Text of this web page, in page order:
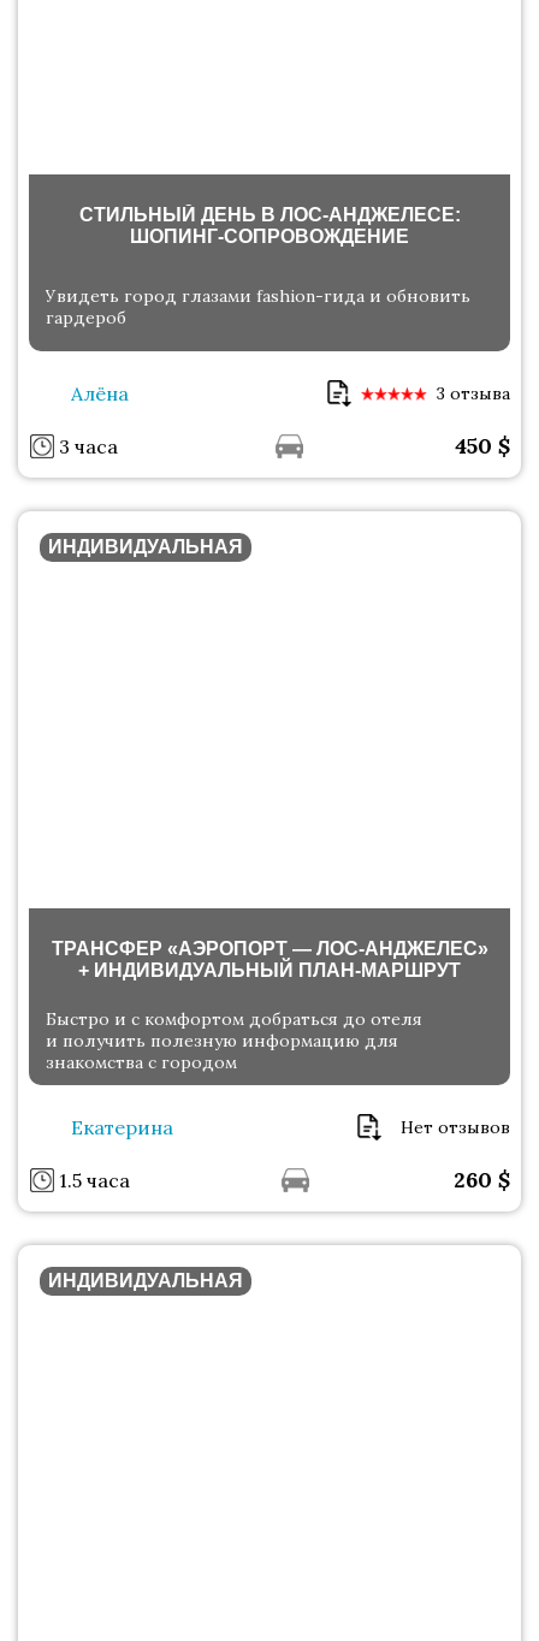
СТИЛЬНЫЙ ДЕНЬ В ЛОС-АНДЖЕЛЕСЕ:
ШОПИНГ-СОПРОВОЖДЕНИЕ
Увидеть город глазами fashion-гида и обновить
гардероб
Алёна 3 отзыва
3 часа 450 $
ИНДИВИДУАЛЬНАЯ
ТРАНСФЕР «АЭРОПОРТ — ЛОС-АНДЖЕЛЕС»
+ ИНДИВИДУАЛЬНЫЙ ПЛАН-МАРШРУТ
Быстро и с комфортом добраться до отеля
и получить полезную информацию для
знакомства с городом
Екатерина Нет отзывов
1.5 часа 260 $
ИНДИВИДУАЛЬНАЯ